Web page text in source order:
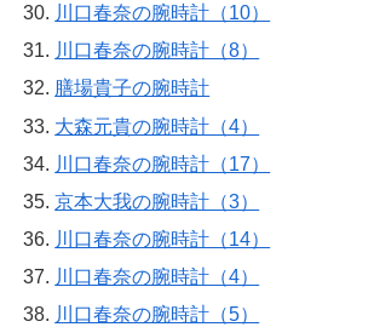
川口春奈の腕時計（10）
川口春奈の腕時計（8）
膳場貴子の腕時計
大森元貴の腕時計（4）
川口春奈の腕時計（17）
京本大我の腕時計（3）
川口春奈の腕時計（14）
川口春奈の腕時計（4）
川口春奈の腕時計（5）